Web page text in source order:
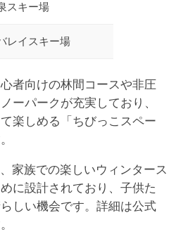
スキー場
レイスキー場
者向けの林間コースや非圧
ーパークが充実しており、
楽しめる「ちびっこスペー
家族での楽しいウィンタース
に設計されており、子供た
しい機会です。詳細は公式